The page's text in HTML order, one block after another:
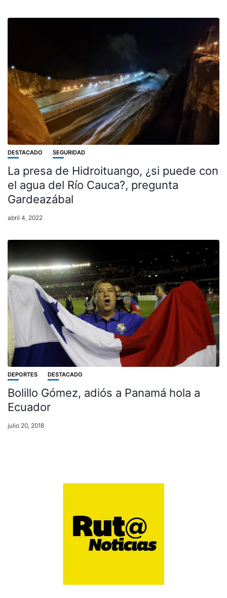
DESTACADO SEGURIDAD
La presa de Hidroituango, ¿si puede con
el agua del Río Cauca?, pregunta
Gardeazábal
abril 4, 2022
DEPORTES DESTACADO
Bolillo Gómez, adiós a Panamá hola a
Ecuador
julio 20, 2018